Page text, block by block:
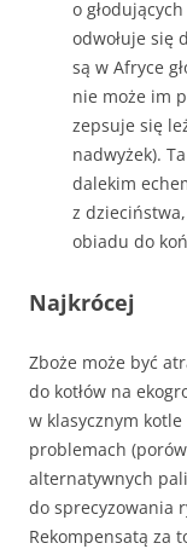
o
odwołuje się
są w Afryce
nie może im
zepsuje się
nadwyżek).
dalekim
z
obiadu do
Najkrócej
Zboże może być
do kotłów na
w klasycznym
problemach
alternatywnych
do sprecyzowania
Rekompensatą za